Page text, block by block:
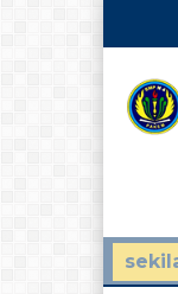
mpls tahun